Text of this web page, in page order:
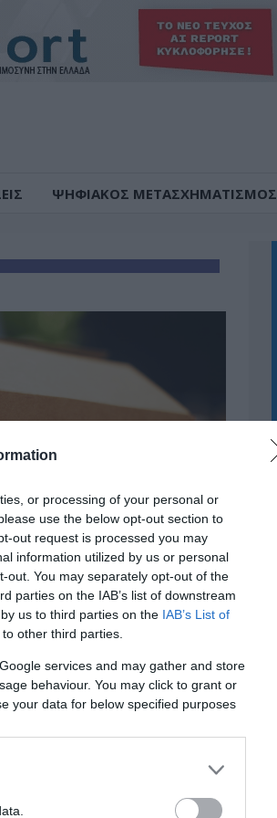
or processing of your personal or
use the below opt-out section to
out request is processed you may
information utilized by us or personal
out. You may separately opt-out of the
parties on the IAB’s list of downstream
us to third parties on the IAB’s List of
other third parties.
services and may gather and store
behaviour. You may click to grant or
your data for below specified purposes
ΨΗΦΙΑΚΟΣ ΜΕΤΑΣΧΗΜΑΤΙΣΜΟΣ